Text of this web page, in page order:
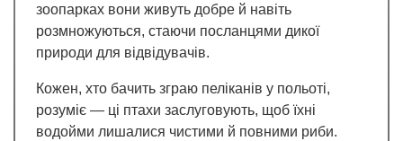
зоопарках вони живуть добре й навіть
розмножуються, стаючи посланцями дикої
природи для відвідувачів.
Кожен, хто бачить зграю пеліканів у польоті,
розуміє — ці птахи заслуговують, щоб їхні
водойми лишалися чистими й повними риби.